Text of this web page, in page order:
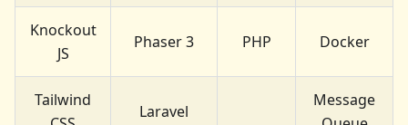
Knockout
JS
Phaser 3 PHP Docker
Tailwind
Laravel
Message